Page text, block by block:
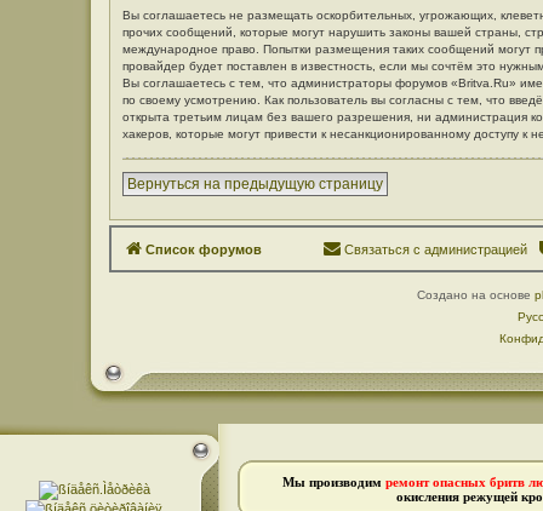
Вы соглашаетесь не размещать оскорбительных, угрожающих,
прочих сообщений, которые могут нарушить законы вашей страны,
международное право. Попытки размещения таких сообщений
провайдер будет поставлен в известность, если мы сочтём это
Вы соглашаетесь с тем, что администраторы форумов «Britva.Ru»
по своему усмотрению. Как пользователь вы согласны с тем, что
открыта третьим лицам без вашего разрешения, ни администрация
хакеров, которые могут привести к несанкционированному доступу к
Вернуться на предыдущую страницу
Список форумов Связаться с администрацией
Создано на основе
Мы производим ремонт опасных бритв
окисления режущей